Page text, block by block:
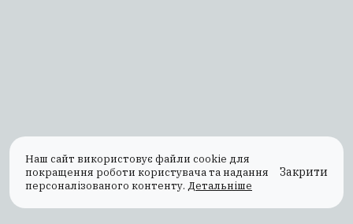
Наш сайт використовує файли cookie для
покращення роботи користувача та надання
персоналізованого контенту. Детальніше
Закрити